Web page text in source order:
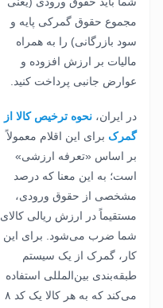
مجموع حقوق گمرکی پایه و
سود بازرگانی) را به همراه
مالیات بر ارزش افزوده و
عوارض جانبی پرداخت کنید.
در ایران، نحوه ترخیص کالا از
گمرک برای این اقلام معمولاً
بر اساس «تعرفه ارزشی»
است؛ به این معنا که درصد
مشخصی از حقوق ورودی،
مستقیماً در ارزش ریالی کالای
شما ضرب می‌شود. برای این
کار، گمرک از یک سیستم
طبقه‌بندی بین‌المللی استفاده
می‌کند که به هر کالا یک کد ۸